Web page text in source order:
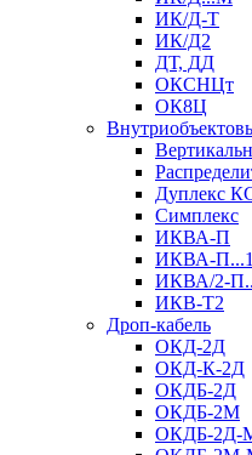
ИК/Д-Т
ИК/Д2
ДТ, ДД
ОКСНЦт
ОК8Ц
Дуплекс
Симплекс
ИКВА-П
ИКВА-П...1
ИКВА/2-
ИКВ-Т2
Дроп-кабель
ОКД-2Д
ОКД-К-2Д
ОКДБ-2Д
ОКДБ-2М
ОКДБ-2Д-